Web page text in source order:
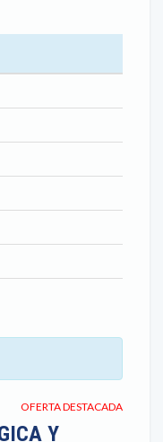
OFERTA DESTACADA
Y